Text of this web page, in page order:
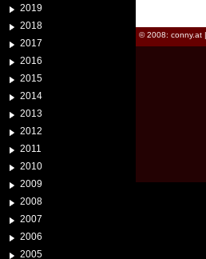
2019
2018
2017
2016
2015
2014
2013
2012
2011
2010
2009
2008
2007
2006
2005
© 2008: conny.at |